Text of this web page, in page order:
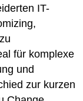
IT-
für komplexe
und
zur kurzen